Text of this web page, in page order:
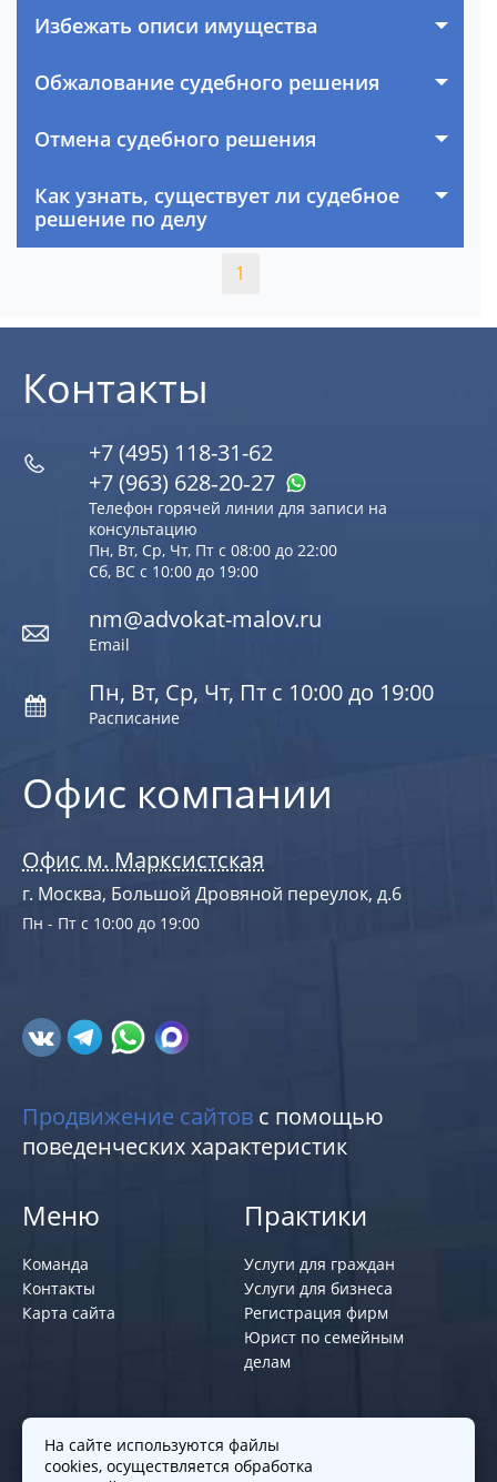
Избежать описи имущества
Обжалование судебного решения
Отмена судебного решения
Как узнать, существует ли судебное
решение по делу
1
Офис компании
Офис м. Марксистская
г. Москва, Большой Дровяной переулок, д.6
Пн - Пт с 10:00 до 19:00
Контакты
+7 (495) 118-31-62
+7 (963) 628‑20‑27
Телефон горячей линии для записи на
консультацию
Пн, Вт, Ср, Чт, Пт с 08:00 до 22:00
Сб, ВС с 10:00 до 19:00
nm@advokat-malov.ru
Email
Пн, Вт, Ср, Чт, Пт с 10:00 до 19:00
Расписание
Продвижение сайтов с помощью
поведенческих характеристик
Меню
Команда
Контакты
Карта сайта
Практики
Услуги для граждан
Услуги для бизнеса
Регистрация фирм
Юрист по семейным
делам
Политики и правила
На сайте используются файлы
cookies, осуществляется обработка